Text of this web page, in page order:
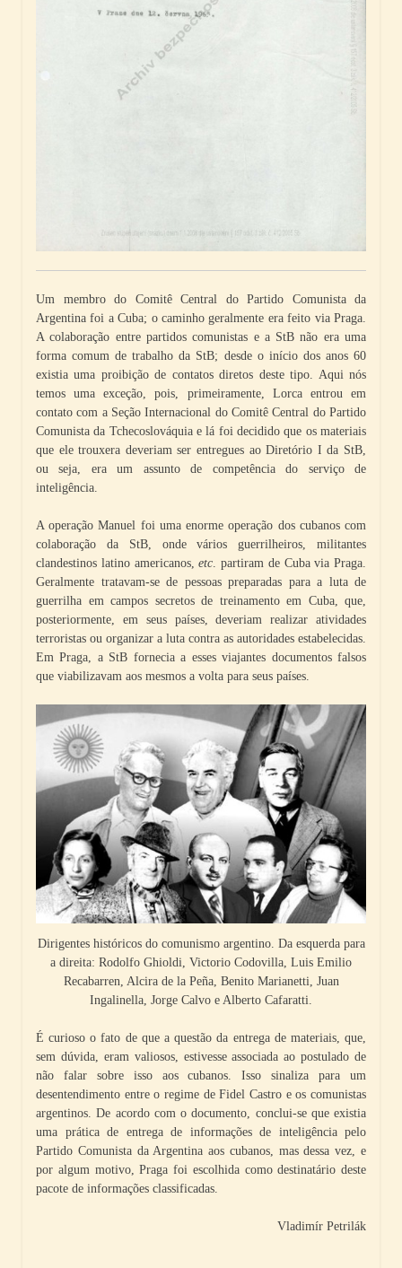
Um membro do Comitê Central do Partido Comunista da
Argentina foi a Cuba; o caminho geralmente era feito via Praga.
A colaboração entre partidos comunistas e a StB não era uma
forma comum de trabalho da StB; desde o início dos anos 60
existia uma proibição de contatos diretos deste tipo. Aqui nós
temos uma exceção, pois, primeiramente, Lorca entrou em
contato com a Seção Internacional do Comitê Central do Partido
Comunista da Tchecoslováquia e lá foi decidido que os materiais
que ele trouxera deveriam ser entregues ao Diretório I da StB,
ou seja, era um assunto de competência do serviço de
inteligência.
A operação Manuel foi uma enorme operação dos cubanos com
colaboração da StB, onde vários guerrilheiros, militantes
clandestinos latino americanos,etc . partiram de Cuba via Praga.
Geralmente tratavam-se de pessoas preparadas para a luta de
guerrilha em campos secretos de treinamento em Cuba, que,
posteriormente, em seus países, deveriam realizar atividades
terroristas ou organizar a luta contra as autoridades estabelecidas.
Em Praga, a StB fornecia a esses viajantes documentos falsos
que viabilizavam aos mesmos a volta para seus países.
Dirigentes históricos do comunismo argentino. Da esquerda para
a direita: Rodolfo Ghioldi, Victorio Codovilla, Luis Emilio
Recabarren, Alcira de la Peña, Benito Marianetti, Juan
Ingalinella, Jorge Calvo e Alberto Cafaratti.
É curioso o fato de que a questão da entrega de materiais, que,
sem dúvida, eram valiosos, estivesse associada ao postulado de
não falar sobre isso aos cubanos. Isso sinaliza para um
desentendimento entre o regime de Fidel Castro e os comunistas
argentinos. De acordo com o documento, conclui-se que existia
uma prática de entrega de informações de inteligência pelo
Partido Comunista da Argentina aos cubanos, mas dessa vez, e
por algum motivo, Praga foi escolhida como destinatário deste
pacote de informações classificadas.
Vladimír Petrilák